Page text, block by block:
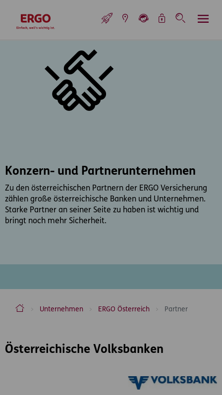
zur Startseite
Konzern- und Partnerunter­nehmen
Zu den österreichischen Partnern der ERGO Versicherung
zählen große österreichische Banken und Unternehmen.
Starke Partner an seiner Seite zu haben ist wichtig und
bringt noch mehr Sicherheit.
ERGO Versicherung Aktiengesellschaft
Unternehmen ERGO Österreich Partner
Österreichische Volksbanken